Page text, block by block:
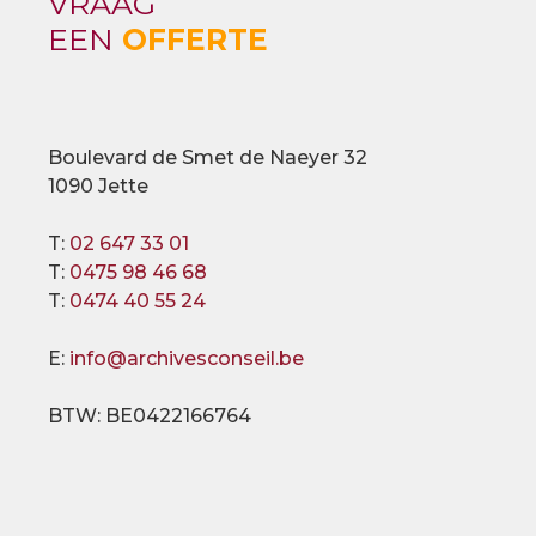
EEN OFFERTE
Boulevard de Smet de Naeyer 32
1090 Jette
T: 02 647 33 01
T: 0475 98 46 68
T: 0474 40 55 24
E: info@archivesconseil.be
BTW: BE0422166764